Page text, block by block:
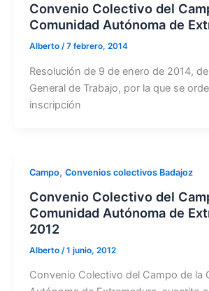
Convenio Colectivo del
Comunidad Autónoma de
Alberto /7 febrero, 2014
Resolución de 9 de enero de 2014,
General de Trabajo, por la que se
inscripción
Campo, Convenios colectivos Badajoz
Convenio Colectivo del
Comunidad Autónoma de
2012
Alberto /1 junio, 2012
Convenio Colectivo del Campo de la